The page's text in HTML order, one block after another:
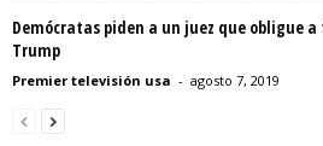
Demócratas piden a un juez que obligue
Trump
Premier televisión usa - agosto 7, 2019